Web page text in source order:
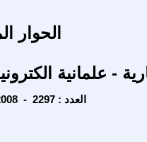
الحوار
- علمانية
Friday - 5/30/2008 - العدد : 2297